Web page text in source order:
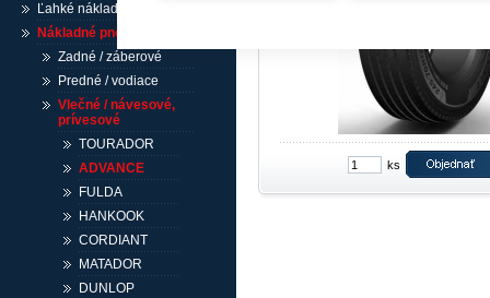
Ľahké nákladné pneumatiky
Nákladné pneumatiky
Zadné / záberové
Predné / vodiace
Vlečné / návesové,
prívesové
TOURADOR
ADVANCE
FULDA
HANKOOK
CORDIANT
MATADOR
DUNLOP
ks